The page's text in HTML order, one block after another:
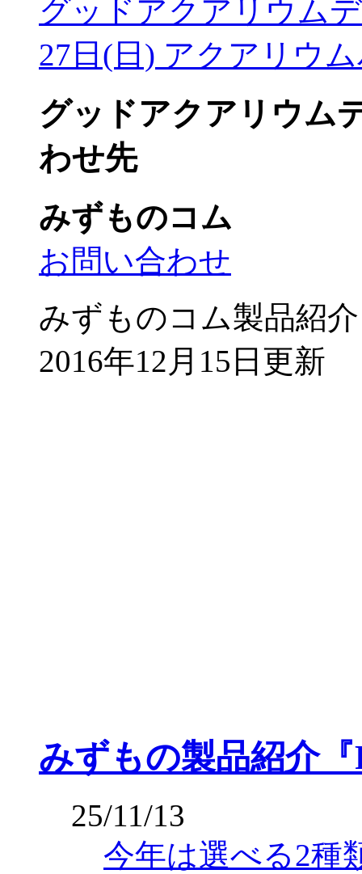
グッドアクアリウム
27日(日) アクアリウ
グッドアクアリウム
わせ先
みずものコム
お問い合わせ
みずものコム製品紹
2016年12月15日更新
みずもの製品紹介
25/11/13
今年は選べる2種